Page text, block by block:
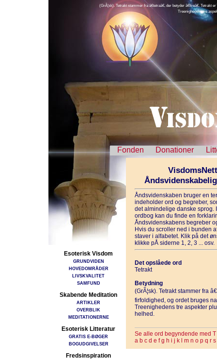
(GrÃ¦sk). Tetrakt stammer fra â€tetraâ€, der betyder â€fireâ€.
Treenighedens tre
Fonden Donationer
Esoterisk Visdom
GRUNDVIDEN
HOVEDOMRÅDER
LIVSKVALITET
SAMFUND
Skabende Meditation
ARTIKLER
OVERBLIK
MEDITATIONERNE
Esoterisk Litteratur
GRATIS E-BØGER
BOGUDGIVELSER
Fredsinspiration
Åndsvidenskaben bruger en
indeholder ord og begreber,
det almindelige danske sprog.
ordbog kan du finde en
Åndsvidenskabens begreber
Hvis du scroller ned i bunden
staver i alfabetet. Klik på det
klikke pÅ siderne 1, 2, 3 ... osv.
Det opslåede ord
Tetrakt
Betydning
(GrÃ¦sk). Tetrakt stammer fra
firfoldighed, og ordet bruges
Treenighedens tre aspekter
helhed.
Se alle ord begyndende med T
a b c d e f g h i j k m n o p q r s